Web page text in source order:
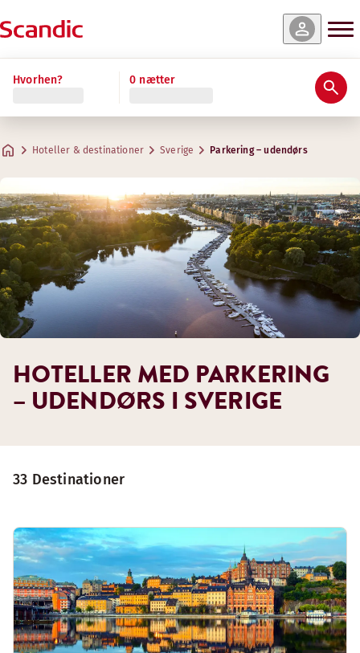
Hvorhen? 0 nætter
Hoteller & destinationer Sverige Parkering – udendørs
33 Destinationer
HOTELLER MED PARKERING
– UDENDØRS I SVERIGE